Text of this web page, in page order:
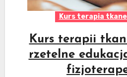
Kurs terapia
Kurs terapii
rzetelne